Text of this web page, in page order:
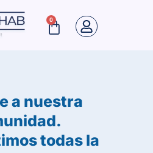
0
Cart
a nuestra
todas la